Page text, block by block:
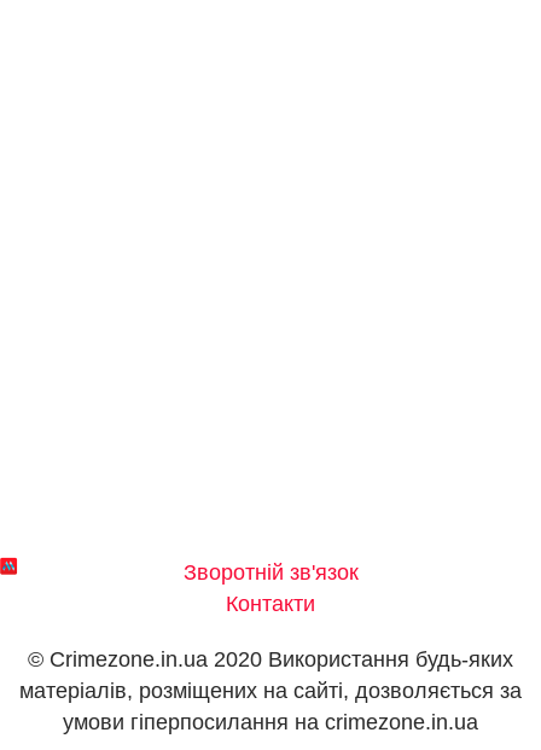
Зворотній зв'язок
Контакти
© Crimezone.in.ua 2020 Використання будь-яких
матеріалів, розміщених на сайті, дозволяється за
умови гіперпосилання на сrimezone.in.ua